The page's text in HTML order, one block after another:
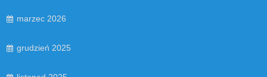
marzec 2026
grudzień 2025